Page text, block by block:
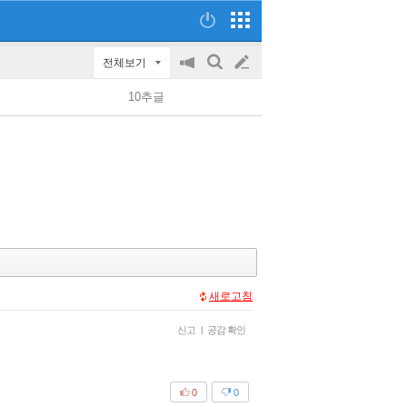
전체보기
공
on/off
검
글
쓰
10추글
새로고침
신고 | 공감 확인
0
0